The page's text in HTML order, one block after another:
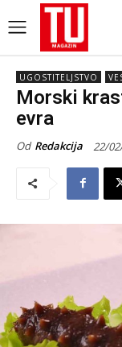
UGOSTITELJSTVO
Morski
evra
Od Redakcija 22/